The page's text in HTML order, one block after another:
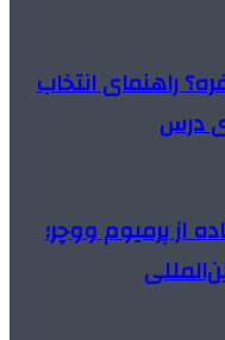
راهنمای انتخاب
درس
از پرمیوم ووچر؛